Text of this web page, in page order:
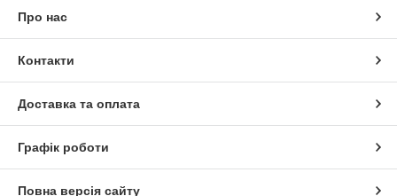
Про нас
Контакти
Доставка та оплата
Графік роботи
Повна версія сайту